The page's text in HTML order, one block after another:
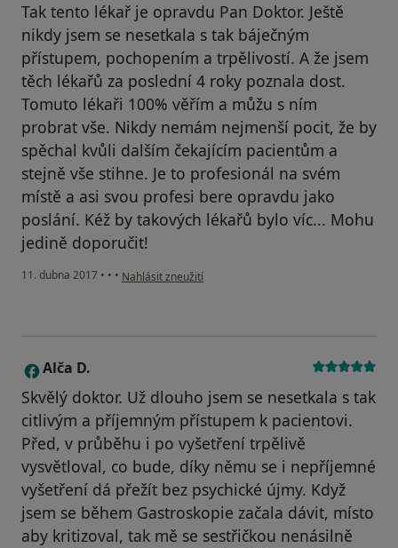
Tak tento lékař je opravdu Pan Doktor. Ještě
nikdy jsem se nesetkala s tak báječným
přístupem, pochopením a trpělivostí. A že jsem
těch lékařů za poslední 4 roky poznala dost.
Tomuto lékaři 100% věřím a můžu s ním
probrat vše. Nikdy nemám nejmenší pocit, že by
spěchal kvůli dalším čekajícím pacientům a
stejně vše stihne. Je to profesionál na svém
místě a asi svou profesi bere opravdu jako
poslání. Kéž by takových lékařů bylo víc... Mohu
jedině doporučit!
11. dubna 2017 • • • podle názoru uživatele Váš účet byl odstraněn
Nahlásit zneužití
A Alča D.
Skvělý doktor. Už dlouho jsem se nesetkala s tak
citlivým a příjemným přístupem k pacientovi.
Před, v průběhu i po vyšetření trpělivě
vysvětloval, co bude, díky němu se i nepříjemné
vyšetření dá přežít bez psychické újmy. Když
jsem se během Gastroskopie začala dávit, místo
aby kritizoval, tak mě se sestřičkou nenásilně